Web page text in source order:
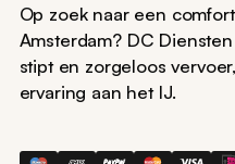
Op zoek naar een
Amsterdam? DC
stipt en zorgeloos
ervaring aan het IJ.